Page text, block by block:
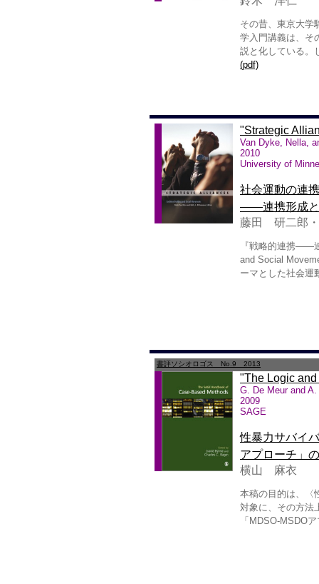
その昔、東京大学
学入門講義は、そ
説と化している。
(pdf)
"Strategic
Van Dyke, Nella,
2010
University of
社会運動の連
――連携形成
藤田 研二郎
『戦略的連携――
and Social
ーマとした社会運
書評ソシオロゴス No.9 2013
"The Logic
G. De Meur and
2009
SAGE
性暴力サバイ
アプローチ」
横山 麻衣
本稿の目的は、〈
対象に、その方法
「MDSO-MSDO